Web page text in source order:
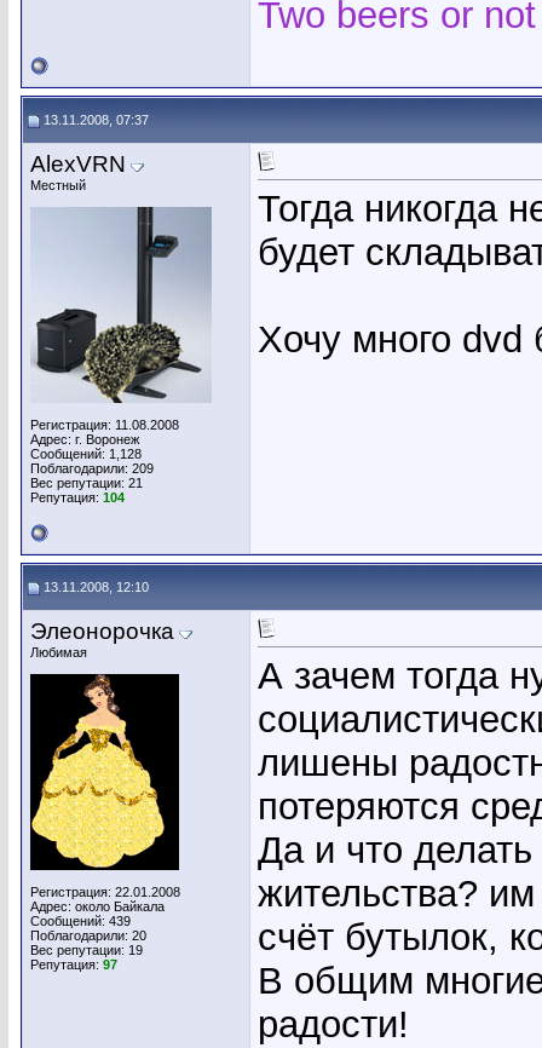
Two beers or
13.11.2008, 07:37
AlexVRN
Местный
Регистрация: 11.08.2008
Адрес: г. Воронеж
Сообщений: 1,128
Поблагодарили: 209
Вес репутации: 21
Репутация: 104
Тогда никогда
будет
Хочу много dvd
13.11.2008, 12:10
Элеонорочка
Любимая
Регистрация: 22.01.2008
Адрес: около Байкала
Сообщений: 439
Поблагодарили: 20
Вес репутации: 19
Репутация: 97
А зачем тогда
лишены
потеряются
Да и что
жительства?
счёт бутылок,
В общим
радости!